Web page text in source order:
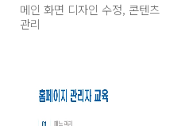
메인 화면 디자인 수정, 콘텐츠
관리